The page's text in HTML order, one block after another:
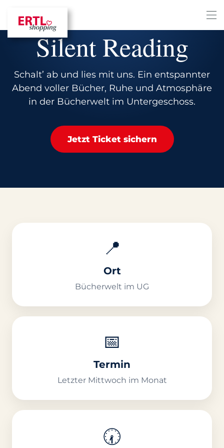
Silent Reading
Schalt’ ab und lies mit uns. Ein entspannter
Abend voller Bücher, Ruhe und Atmosphäre
in der Bücherwelt im Untergeschoss.
Jetzt Ticket sichern
📍
Ort
Bücherwelt im UG
📅
Termin
Letzter Mittwoch im Monat
🕢